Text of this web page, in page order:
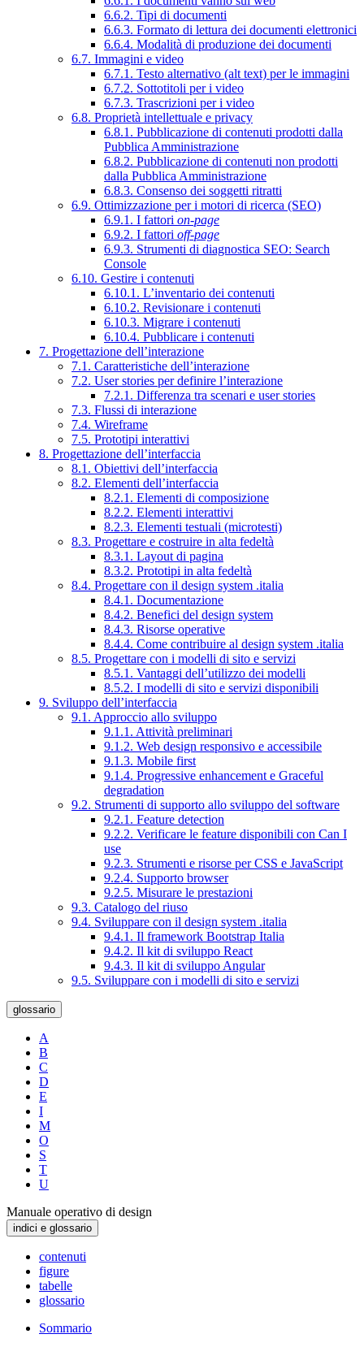
6.6.2. Tipi di documenti
6.6.3. Formato di lettura dei documenti elettronici
6.6.4. Modalità di produzione dei documenti
6.7. Immagini e video
6.7.1. Testo alternativo (alt text) per le immagini
6.7.2. Sottotitoli per i video
6.7.3. Trascrizioni per i video
6.8. Proprietà intellettuale e privacy
6.8.1. Pubblicazione di contenuti prodotti dalla
Pubblica Amministrazione
6.8.2. Pubblicazione di contenuti non prodotti
dalla Pubblica Amministrazione
6.8.3. Consenso dei soggetti ritratti
6.9. Ottimizzazione per i motori di ricerca (SEO)
6.9.1. I fattori on-page
6.9.2. I fattori off-page
6.9.3. Strumenti di diagnostica SEO: Search
Console
6.10. Gestire i contenuti
6.10.1. L’inventario dei contenuti
6.10.2. Revisionare i contenuti
6.10.3. Migrare i contenuti
6.10.4. Pubblicare i contenuti
7. Progettazione dell’interazione
7.1. Caratteristiche dell’interazione
7.2. User stories per definire l’interazione
7.2.1. Differenza tra scenari e user stories
7.3. Flussi di interazione
7.4. Wireframe
7.5. Prototipi interattivi
8. Progettazione dell’interfaccia
8.1. Obiettivi dell’interfaccia
8.2. Elementi dell’interfaccia
8.2.1. Elementi di composizione
8.2.2. Elementi interattivi
8.2.3. Elementi testuali (microtesti)
8.3. Progettare e costruire in alta fedeltà
8.3.1. Layout di pagina
8.3.2. Prototipi in alta fedeltà
8.4. Progettare con il design system .italia
8.4.1. Documentazione
8.4.2. Benefici del design system
8.4.3. Risorse operative
8.4.4. Come contribuire al design system .italia
8.5. Progettare con i modelli di sito e servizi
8.5.1. Vantaggi dell’utilizzo dei modelli
8.5.2. I modelli di sito e servizi disponibili
9. Sviluppo dell’interfaccia
9.1. Approccio allo sviluppo
9.1.1. Attività preliminari
9.1.2. Web design responsivo e accessibile
9.1.3. Mobile first
9.1.4. Progressive enhancement e Graceful
degradation
9.2. Strumenti di supporto allo sviluppo del software
9.2.1. Feature detection
9.2.2. Verificare le feature disponibili con Can I
use
9.2.3. Strumenti e risorse per CSS e JavaScript
9.2.4. Supporto browser
9.2.5. Misurare le prestazioni
9.3. Catalogo del riuso
9.4. Sviluppare con il design system .italia
9.4.1. Il framework Bootstrap Italia
9.4.2. Il kit di sviluppo React
9.4.3. Il kit di sviluppo Angular
9.5. Sviluppare con i modelli di sito e servizi
glossario
A
B
C
D
E
I
M
O
S
T
U
Manuale operativo di design
indici e glossario
contenuti
figure
tabelle
glossario
Sommario